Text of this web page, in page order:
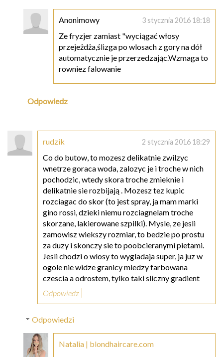
Anonimowy 3 stycznia 2016 18:18
Ze fryzjer zamiast "wyciągać włosy
przejeżdża,ślizga po wlosach z gory na dół
automatycznie je przerzedzając.Wzmaga to
rowniez falowanie
Odpowiedz
rudzik 2 stycznia 2016 18:29
Co do butow, to mozesz delikatnie zwilzyc
wnetrze goraca woda, zalozyc je i troche w nich
pochodzic, wtedy skora troche zmieknie i
delikatnie sie rozbijają . Mozesz tez kupic
rozciagac do skor (to jest spray, ja mam marki
gino rossi, dzieki niemu rozciagnelam troche
skorzane, lakierowane szpilki). Mysle, ze jesli
zamowisz wiekszy rozmiar, to bedzie po prostu
za duzy i skonczy sie to poobcieranymi pietami.
Jesli chodzi o wlosy to wygladaja super, ja juz w
ogole nie widze granicy miedzy farbowana
czescia a odrostem, tylko taki sliczny gradient
Odpowiedz
Odpowiedzi
Natalia | blondhaircare.com